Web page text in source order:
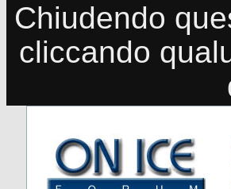
Chiudendo
cliccando